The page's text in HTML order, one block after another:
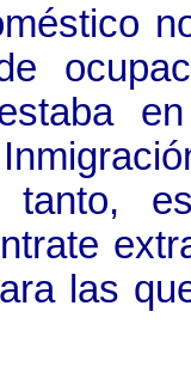
tanto,
las